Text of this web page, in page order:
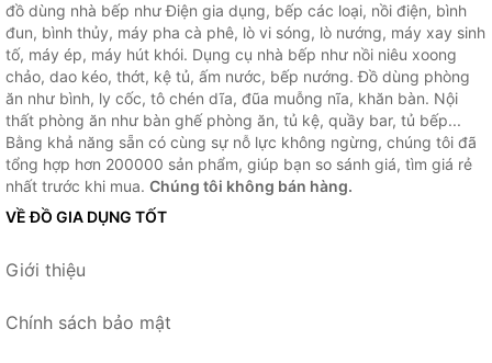
đồ dùng nhà bếp như Điện gia dụng, bếp các loại, nồi điện, bình
đun, bình thủy, máy pha cà phê, lò vi sóng, lò nướng, máy xay sinh
tố, máy ép, máy hút khói. Dụng cụ nhà bếp như nồi niêu xoong
chảo, dao kéo, thớt, kệ tủ, ấm nước, bếp nướng. Đồ dùng phòng
ăn như bình, ly cốc, tô chén dĩa, đũa muỗng nĩa, khăn bàn. Nội
thất phòng ăn như bàn ghế phòng ăn, tủ kệ, quầy bar, tủ bếp...
Bằng khả năng sẵn có cùng sự nỗ lực không ngừng, chúng tôi đã
tổng hợp hơn 200000 sản phẩm, giúp bạn so sánh giá, tìm giá rẻ
nhất trước khi mua. Chúng tôi không bán hàng.
VỀ ĐỒ GIA DỤNG TỐT
Giới thiệu
Chính sách bảo mật